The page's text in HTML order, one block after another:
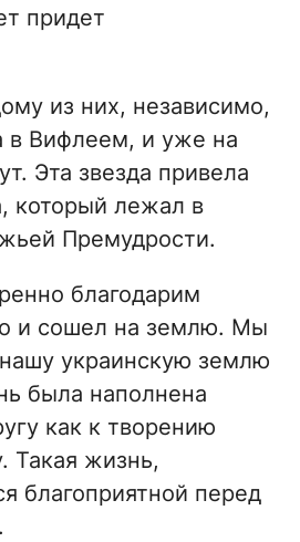
придет
из них, независимо,
в Вифлеем, и уже на
Эта звезда привела
который лежал в
Премудрости.
благодарим
и сошел на землю. Мы
украинскую землю
была наполнена
как к творению
Такая жизнь,
благоприятной перед